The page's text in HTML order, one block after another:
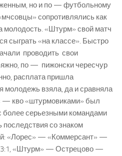
но и по — футбольному
сопротивлялись как
молодость. «Штурм» свой матч
сыграть «на классе». Быстро
проводить свои
по — пижонски чересчур
расплата пришла
молодежь взяла, да и сравняла
— кво «штурмовиками» был
более серьезными командами
последствия со знаком
«Лорес» — «Коммерсант» —
«Штурм» — Острецово —